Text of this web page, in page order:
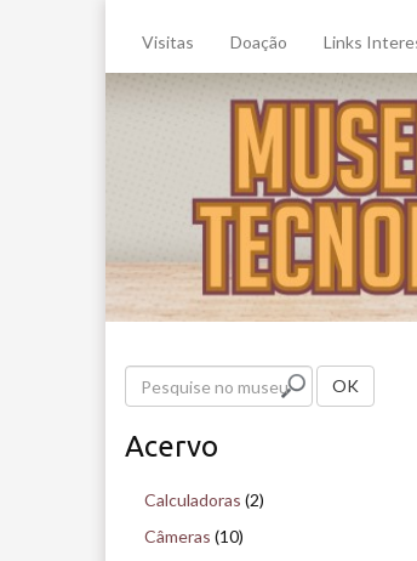
Visitas Doação Links
s
OK
Acervo
Calculadoras (2)
Câmeras (10)